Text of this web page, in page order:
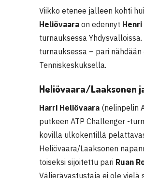
Viikko etenee jälleen kohti
Heliövaara on edennyt
turnauksessa Yhdysvalloissa.
turnauksessa – pari
Tenniskeskuksella.
Heliövaara/Laaksonen
Harri Heliövaara (nelinpelin
putkeen ATP Challenger -
kovilla ulkokentillä
Heliövaara/Laaksonen
toiseksi sijoitettu pari Ruan
Välierävastustaja ei ole vielä